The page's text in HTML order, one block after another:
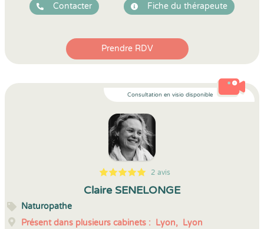
Contacter Fiche du thérapeute
Prendre RDV
Consultation en visio disponible
5
1
5
2 2 avis
Claire SENELONGE
Naturopathe
Présent dans plusieurs cabinets : Lyon, Lyon